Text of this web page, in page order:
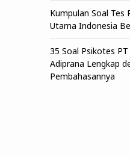
Kumpulan Soal Tes
Utama Indonesia
35 Soal Psikotes
Adiprana Lengkap
Pembahasannya